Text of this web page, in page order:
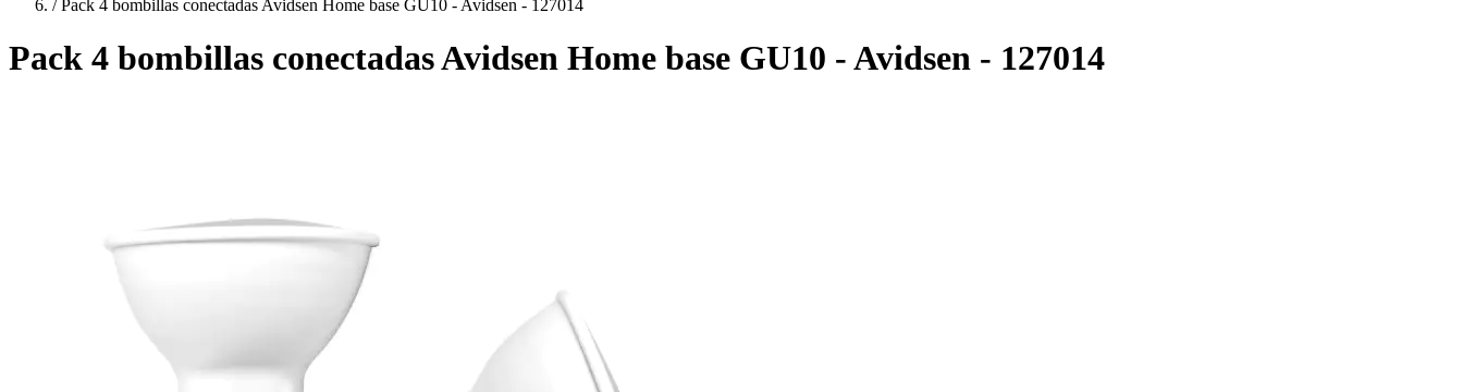
/ Pack 4 bombillas conectadas Avidsen Home base GU10 - Avidsen - 127014
Pack 4 bombillas conectadas Avidsen Home base GU10 - Avidsen - 127014